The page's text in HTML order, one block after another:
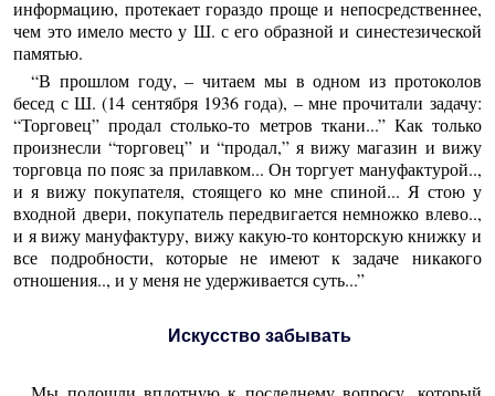
информацию, протекает гораздо проще и непосредственнее,
чем это имело место у Ш. с его образной и синестезической
памятью.
“В прошлом году, – читаем мы в одном из протоколов
бесед с Ш. (14 сентября 1936 года), – мне прочитали задачу:
“Торговец” продал столько-то метров ткани...” Как только
произнесли “торговец” и “продал,” я вижу магазин и вижу
торговца по пояс за прилавком... Он торгует мануфактурой..,
и я вижу покупателя, стоящего ко мне спиной... Я стою у
входной двери, покупатель передвигается немножко влево..,
и я вижу мануфактуру, вижу какую-то конторскую книжку и
все подробности, которые не имеют к задаче никакого
отношения.., и у меня не удерживается суть...”
Искусство забывать